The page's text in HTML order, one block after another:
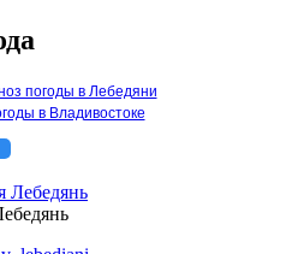
погоды в Лебедяни
в Владивостоке